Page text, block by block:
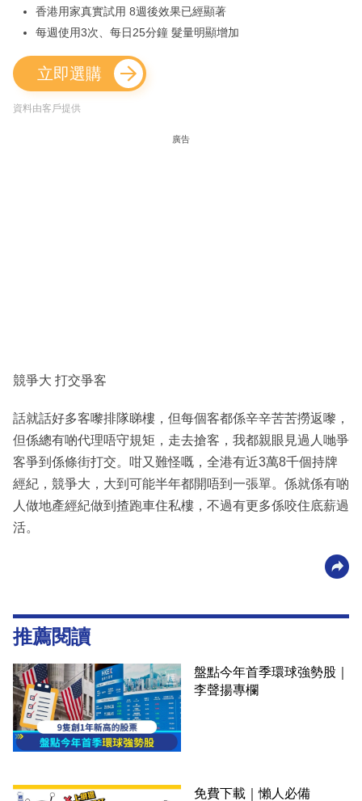
香港用家真實試用 8週後效果已經顯著
每週使用3次、每日25分鐘 髮量明顯增加
立即選購
資料由客戶提供
廣告
競爭大 打交爭客
話就話好多客嚟排隊睇樓，但每個客都係辛辛苦苦撈返嚟，
但係總有啲代理唔守規矩，走去搶客，我都親眼見過人哋爭
客爭到係條街打交。咁又難怪嘅，全港有近3萬8千個持牌
經紀，競爭大，大到可能半年都開唔到一張單。係就係有啲
人做地產經紀做到揸跑車住私樓，不過有更多係咬住底薪過
活。
推薦閱讀
盤點今年首季環球強勢股｜
李聲揚專欄
免費下載｜懶人必備